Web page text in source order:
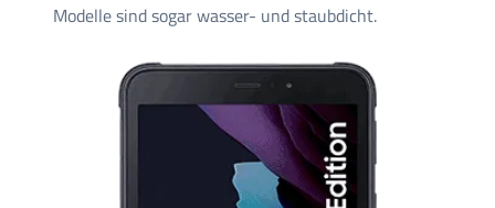
Modelle sind sogar wasser- und staubdicht.